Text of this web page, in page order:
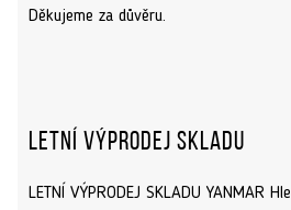
Děkujeme za důvěru.
Letní výprodej skladu
LETNÍ VÝPRODEJ SKLADU YANMAR